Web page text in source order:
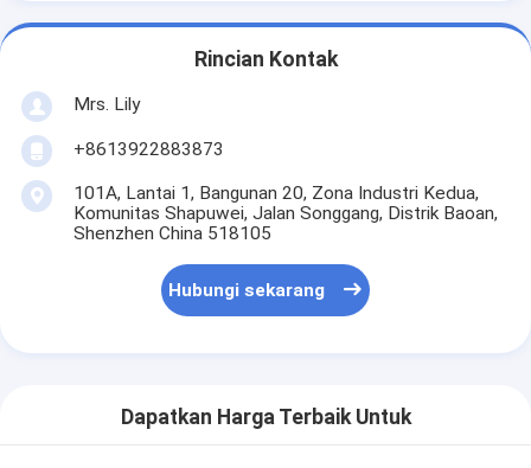
Rincian Kontak
Mrs. Lily
+8613922883873
101A, Lantai 1, Bangunan 20, Zona Industri Kedua,
Komunitas Shapuwei, Jalan Songgang, Distrik Baoan,
Shenzhen China 518105
Hubungi sekarang
Dapatkan Harga Terbaik Untuk